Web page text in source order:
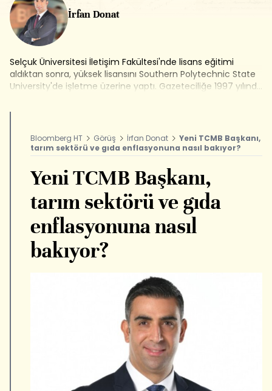
İrfan Donat
Selçuk Üniversitesi İletişim Fakültesi'nde lisans eğitimi
aldıktan sonra, yüksek lisansını Southern Polytechnic State
University'de işletme üzerine yaptı. Gazeteciliğe 1997 yılında
Sabah Gazetesi'nde ekonomi editörü olarak çalıştı. Enerji,
röportajlara imza attı. 2013 yılından bu yana Bloomberg
HT'de tarım editörü olarak görev alıyor. Bloomberg HT
Televizyonu'nda Tarım Analiz, Akıllı Tarım ve Mevsiminde
Tarım programlarını hazırlayıp sunuyor. İrfan Donat,
www.bloomberght.com sitesinde de tarım ve gıda
sektörüne yönelik köşe yazıları yazıyor.
Bloomberg HT Görüş İrfan Donat
Yeni TCMB Başkanı,
tarım sektörü ve gıda enflasyonuna nasıl bakıyor?
Yeni TCMB Başkanı,
tarım sektörü ve gıda
enflasyonuna nasıl
bakıyor?